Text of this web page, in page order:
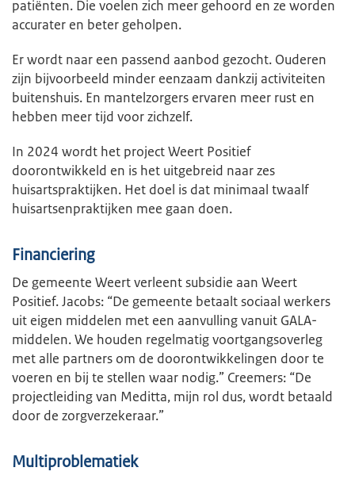
patiënten. Die voelen zich meer gehoord en ze worden
accurater en beter geholpen.
Er wordt naar een passend aanbod gezocht. Ouderen
zijn bijvoorbeeld minder eenzaam dankzij activiteiten
buitenshuis. En mantelzorgers ervaren meer rust en
hebben meer tijd voor zichzelf.
In 2024 wordt het project Weert Positief
doorontwikkeld en is het uitgebreid naar zes
huisartspraktijken. Het doel is dat minimaal twaalf
huisartsenpraktijken mee gaan doen.
Financiering
De gemeente Weert verleent subsidie aan Weert
Positief. Jacobs: “De gemeente betaalt sociaal werkers
uit eigen middelen met een aanvulling vanuit GALA-
middelen. We houden regelmatig voortgangsoverleg
met alle partners om de doorontwikkelingen door te
voeren en bij te stellen waar nodig.” Creemers: “De
projectleiding van Meditta, mijn rol dus, wordt betaald
door de zorgverzekeraar.”
Multiproblematiek